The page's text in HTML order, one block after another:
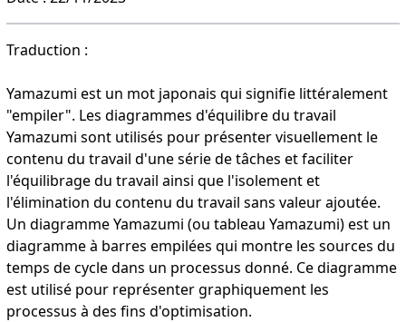
Traduction :
Yamazumi est un mot japonais qui signifie littéralement
"empiler". Les diagrammes d'équilibre du travail
Yamazumi sont utilisés pour présenter visuellement le
contenu du travail d'une série de tâches et faciliter
l'équilibrage du travail ainsi que l'isolement et
l'élimination du contenu du travail sans valeur ajoutée.
Un diagramme Yamazumi (ou tableau Yamazumi) est un
diagramme à barres empilées qui montre les sources du
temps de cycle dans un processus donné. Ce diagramme
est utilisé pour représenter graphiquement les
processus à des fins d'optimisation.